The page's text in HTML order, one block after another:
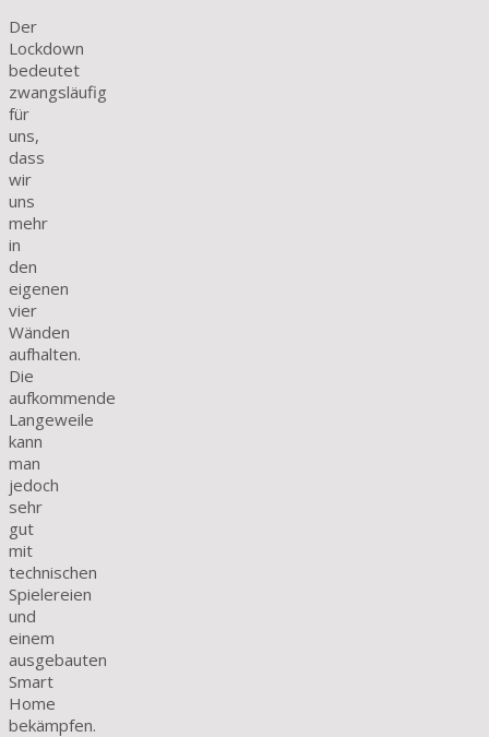
Der
Lockdown
bedeutet
zwangsläufig
für
uns,
dass
wir
uns
mehr
in
den
eigenen
vier
Wänden
aufhalten.
Die
aufkommende
Langeweile
kann
man
jedoch
sehr
gut
mit
technischen
Spielereien
und
einem
ausgebauten
Smart
Home
bekämpfen.